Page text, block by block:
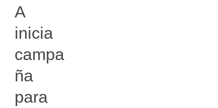
A
inicia
campa
ña
para